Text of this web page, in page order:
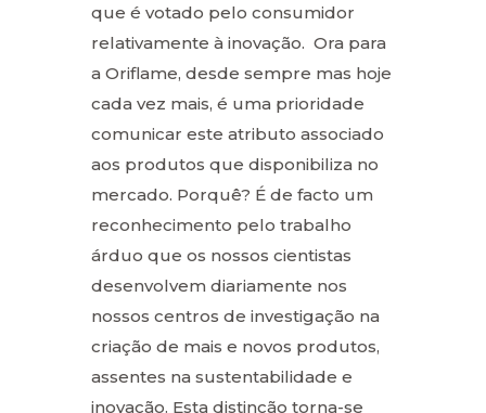
que é votado pelo consumidor
relativamente à inovação. Ora para
a Oriflame, desde sempre mas hoje
cada vez mais, é uma prioridade
comunicar este atributo associado
aos produtos que disponibiliza no
mercado. Porquê? É de facto um
reconhecimento pelo trabalho
árduo que os nossos cientistas
desenvolvem diariamente nos
nossos centros de investigação na
criação de mais e novos produtos,
assentes na sustentabilidade e
inovação. Esta distinção torna-se